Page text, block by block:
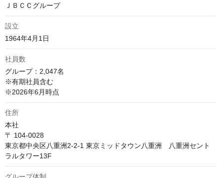
ＪＢＣＣグループ
設立
1964年4月1日
社員数
グループ：2,047名
※有期社員含む
※2026年6月時点
住所
本社
〒 104-0028
東京都中央区八重洲2-2-1 東京ミッドタウン八重洲　八重洲セント
ラルタワー13F